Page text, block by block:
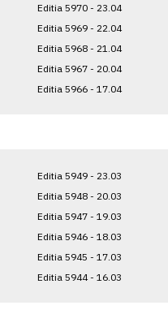
Editia 5970 - 23.04
Editia 5969 - 22.04
Editia 5968 - 21.04
Editia 5967 - 20.04
Editia 5966 - 17.04
Editia 5949 - 23.03
Editia 5948 - 20.03
Editia 5947 - 19.03
Editia 5946 - 18.03
Editia 5945 - 17.03
Editia 5944 - 16.03